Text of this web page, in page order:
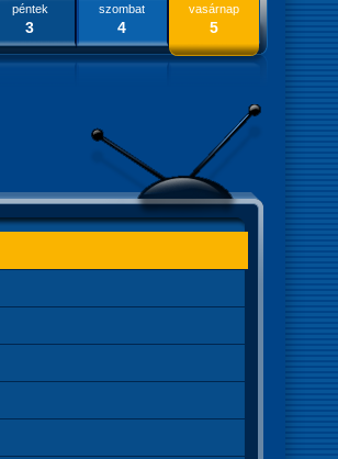
péntek
3
szombat
4
vasárnap
5